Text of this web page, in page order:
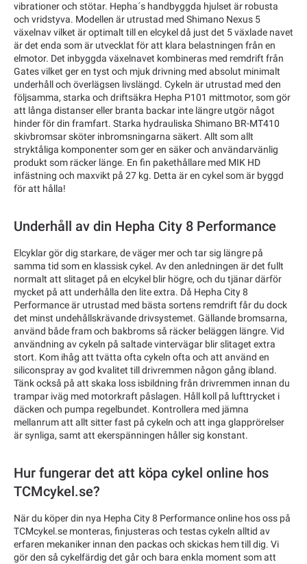
vibrationer och stötar. Hepha´s handbyggda hjulset är robusta
och vridstyva. Modellen är utrustad med Shimano Nexus 5
växelnav vilket är optimalt till en elcykel då just det 5 växlade navet
är det enda som är utvecklat för att klara belastningen från en
elmotor. Det inbyggda växelnavet kombineras med remdrift från
Gates vilket ger en tyst och mjuk drivning med absolut minimalt
underhåll och överlägsen livslängd. Cykeln är utrustad med den
följsamma, starka och driftsäkra Hepha P101 mittmotor, som gör
att långa distanser eller branta backar inte längre utgör något
hinder för din framfart. Starka hydrauliska Shimano BR-MT410
skivbromsar sköter inbromsningarna säkert. Allt som allt
stryktåliga komponenter som ger en säker och användarvänlig
produkt som räcker länge. En fin pakethållare med MIK HD
infästning och maxvikt på 27 kg. Detta är en cykel som är byggd
för att hålla!
Underhåll av din Hepha City 8 Performance
Elcyklar gör dig starkare, de väger mer och tar sig längre på
samma tid som en klassisk cykel. Av den anledningen är det fullt
normalt att slitaget på en elcykel blir högre, och du tjänar därför
mycket på att underhålla den lite extra. Då Hepha City 8
Performance är utrustad med bästa sortens remdrift får du dock
det minst undehållskrävande drivsystemet. Gällande bromsarna,
använd både fram och bakbroms så räcker beläggen längre. Vid
användning av cykeln på saltade vintervägar blir slitaget extra
stort. Kom ihåg att tvätta ofta cykeln ofta och att använd en
siliconspray av god kvalitet till drivremmen någon gång ibland.
Tänk också på att skaka loss isbildning från drivremmen innan du
trampar iväg med motorkraft påslagen. Håll koll på lufttrycket i
däcken och pumpa regelbundet. Kontrollera med jämna
mellanrum att allt sitter fast på cykeln och att inga glapprörelser
är synliga, samt att ekerspänningen håller sig konstant.
Hur fungerar det att köpa cykel online hos
TCMcykel.se?
När du köper din nya Hepha City 8 Performance online hos oss på
TCMcykel.se monteras, finjusteras och testas cykeln alltid av
erfaren mekaniker innan den packas och skickas hem till dig. Vi
gör den så cykelfärdig det går och bara enkla moment som att